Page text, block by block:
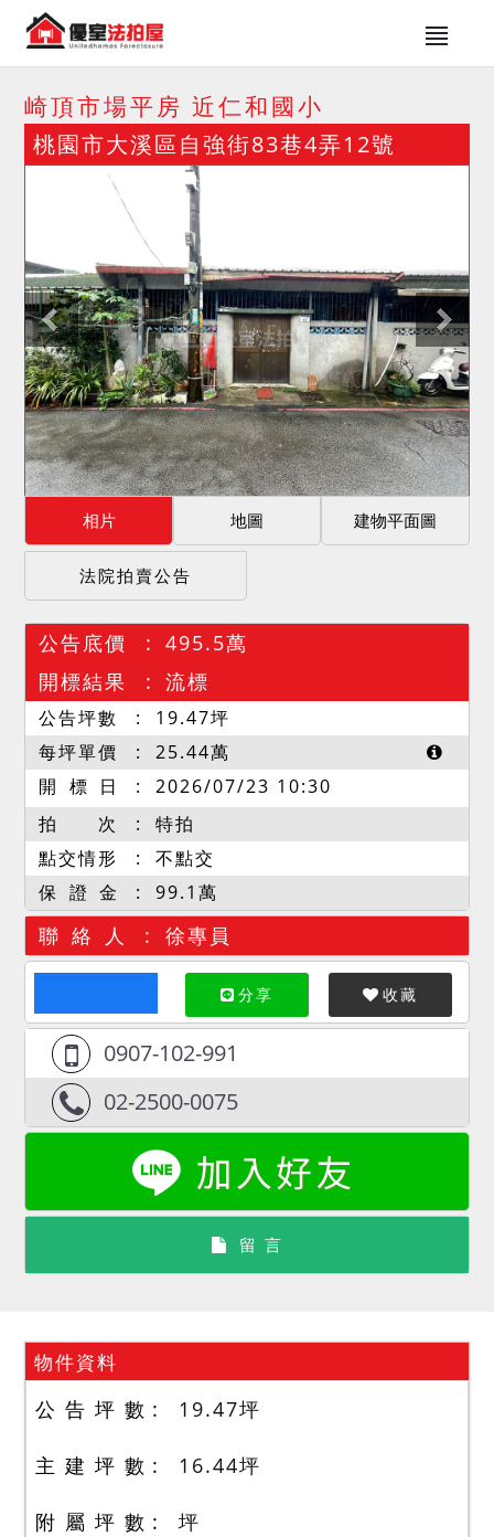
崎頂市場平房 近仁和國小
桃園市大溪區自強街83巷4弄12號
相片 地圖 建物平面圖
法院拍賣公告
公告底價
495.5萬
開標結果
流標
公告坪數 19.47坪
每坪單價
25.44萬
開 標 日
2026/07/23 10:30
拍 次
特拍
點交情形
不點交
保 證 金
99.1萬
聯 絡 人 徐專員
分享 收藏
0907-102-991
02-2500-0075
留 言
物件資料
公 告 坪 數 19.47坪
主 建 坪 數 16.44坪
附 屬 坪 數 坪